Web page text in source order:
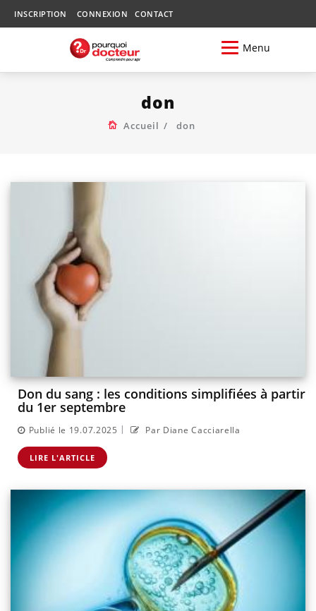
INSCRIPTION CONNEXION CONTACT
Menu
don
Accueil don
Don du sang : les conditions simplifiées à partir
du 1er septembre
Publié le 19.07.2025 | Par Diane Cacciarella
LIRE L'ARTICLE